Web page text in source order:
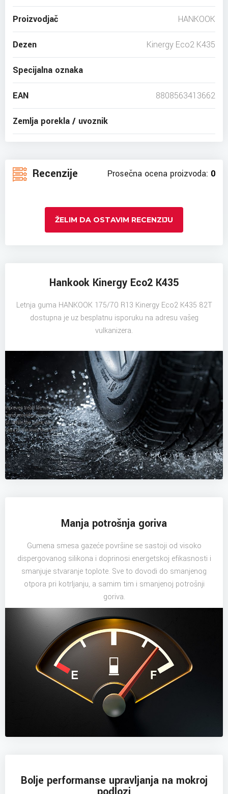
Proizvodjač HANKOOK
Dezen Kinergy Eco2 K435
Specijalna oznaka
EAN 8808563413662
Zemlja porekla / uvoznik
Recenzije Prosečna ocena proizvoda: 0
ŽELIM DA OSTAVIM RECENZIJU
Hankook Kinergy Eco2 K435
Letnja guma HANKOOK 175/70 R13 Kinergy Eco2 K435 82T
dostupna je uz besplatnu isporuku na adresu vašeg
vulkanizera.
Manja potrošnja goriva
Gumena smesa gazeće površine se sastoji od visoko
dispergovanog silikona i doprinosi energetskoj efikasnosti i
smanjuje stvaranje toplote. Sve to dovodi do smanjenog
otpora pri kotrljanju, a samim tim i smanjenoj potrošnji
goriva.
Bolje performanse upravljanja na mokroj